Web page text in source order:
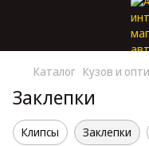
Каталог Кузов и
Заклепки
Клипсы Заклепки